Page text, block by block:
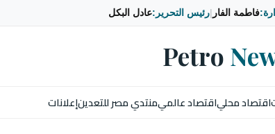
فاطمة الفار رئيس التحرير:عادل البكل
Petro
اقتصاد محلياقتصاد عالميمنتدي مصر للتعدينإعلانات